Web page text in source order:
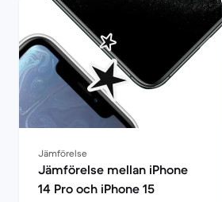
Jämförelse
Jämförelse mellan iPhone
14 Pro och iPhone 15